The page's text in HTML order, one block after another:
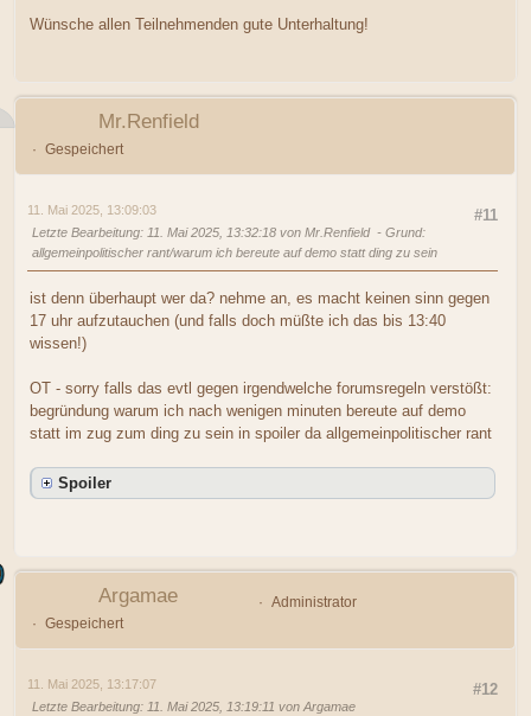
Wünsche allen Teilnehmenden gute Unterhaltung!
Mr.Renfield
Gespeichert
#11
11. Mai 2025, 13:09:03
Letzte Bearbeitung: 11. Mai 2025, 13:32:18 von Mr.Renfield Grund:
allgemeinpolitischer rant/warum ich bereute auf demo statt ding zu sein
ist denn überhaupt wer da? nehme an, es macht keinen sinn gegen
17 uhr aufzutauchen (und falls doch müßte ich das bis 13:40
wissen!)
OT - sorry falls das evtl gegen irgendwelche forumsregeln verstößt:
begründung warum ich nach wenigen minuten bereute auf demo
statt im zug zum ding zu sein in spoiler da allgemeinpolitischer rant
Spoiler
Argamae
Administrator
Gespeichert
#12
11. Mai 2025, 13:17:07
Letzte Bearbeitung: 11. Mai 2025, 13:19:11 von Argamae